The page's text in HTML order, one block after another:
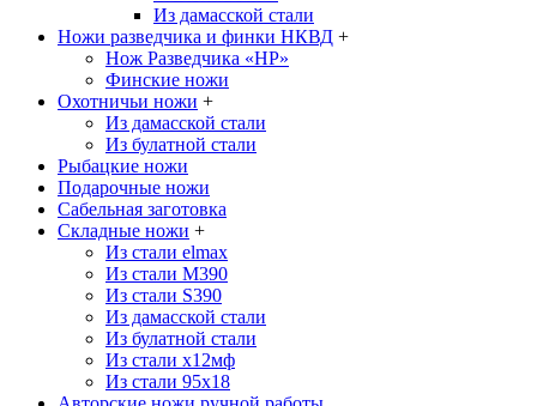
Из дамасской стали
Ножи разведчика и финки НКВД +
Нож Разведчика «НР»
Финские ножи
Охотничьи ножи +
Из дамасской стали
Из булатной стали
Рыбацкие ножи
Подарочные ножи
Сабельная заготовка
Складные ножи +
Из стали elmax
Из стали М390
Из стали S390
Из дамасской стали
Из булатной стали
Из стали х12мф
Из стали 95х18